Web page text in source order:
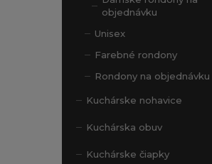
objednávku
Unisex
Farebné rondony
Rondony na objednávku
Kuchárske nohavice
Kuchárska obuv
Kuchárske čiapky